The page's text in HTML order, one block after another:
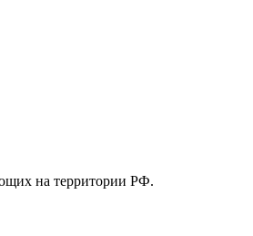
на территории РФ.